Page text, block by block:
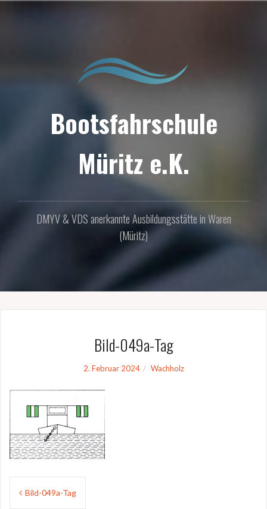
Bootsfahrschule
Müritz e.K.
DMYV & VDS anerkannte Ausbildungsstätte in Waren
(Müritz)
Bild-049a-Tag
2. Februar 2024 Wachholz
Beitragsnavigation
Bild-049a-Tag